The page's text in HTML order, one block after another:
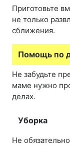
Приготовьте
не только
сближения.
Помощь по
Не забудьте
маме нужно
делах.
Уборка
Не